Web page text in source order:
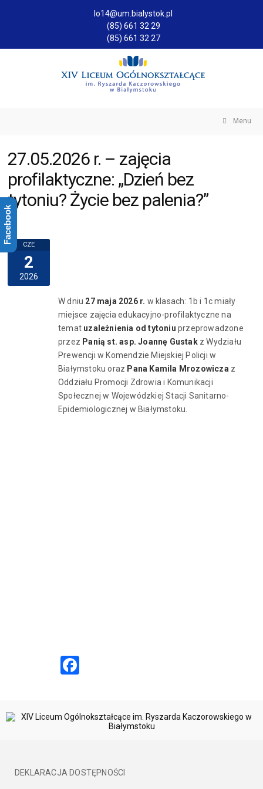
lo14@um.bialystok.pl
(85) 661 32 29
(85) 661 32 27
Menu
27.05.2026 r. – zajęcia
profilaktyczne: „Dzień bez
tytoniu? Życie bez palenia?”
CZE
2
2026
W dniu 27 maja 2026 r. w klasach: 1b i 1c miały
miejsce zajęcia edukacyjno-profilaktyczne na
temat uzależnienia od tytoniu przeprowadzone
przez Panią st. asp.Joannę Gustakz Wydziału
Prewencji w Komendzie Miejskiej Policji w
Białymstoku oraz Pana Kamila Mrozowicza z
Oddziału Promocji Zdrowia i Komunikacji
Społecznej w Wojewódzkiej Stacji Sanitarno-
Epidemiologicznej w Białymstoku.
DEKLARACJA DOSTĘPNOŚCI
Facebook